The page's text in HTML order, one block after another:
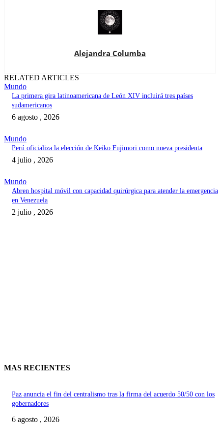
Alejandra Columba
RELATED ARTICLES
Mundo
La primera gira latinoamericana de León XIV incluirá tres países
sudamericanos
6 agosto , 2026
Mundo
Perú oficializa la elección de Keiko Fujimori como nueva presidenta
4 julio , 2026
Mundo
Abren hospital móvil con capacidad quirúrgica para atender la emergencia
en Venezuela
2 julio , 2026
MAS RECIENTES
Paz anuncia el fin del centralismo tras la firma del acuerdo 50/50 con los
gobernadores
6 agosto , 2026